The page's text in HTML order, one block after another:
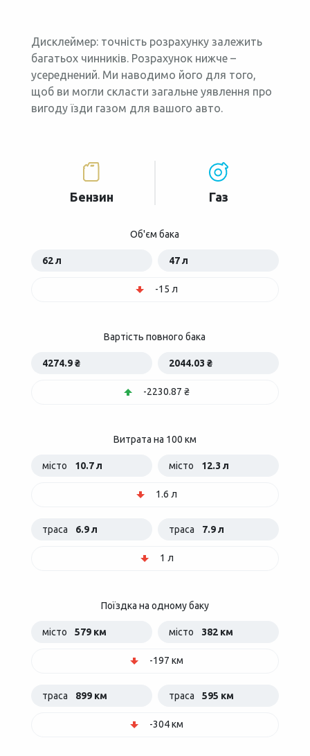
Дисклеймер: точність розрахунку залежить
багатьох чинників. Розрахунок нижче –
усереднений. Ми наводимо його для того,
щоб ви могли скласти загальне уявлення про
вигоду їзди газом для вашого авто.
Бензин Газ
Об'єм бака
62 л 47 л
-15 л
Вартість повного бака
4274.9 ₴ 2044.03 ₴
-2230.87 ₴
Витрата на 100 км
місто 10.7 л місто 12.3 л
1.6 л
траса 6.9 л траса 7.9 л
1 л
Поїздка на одному баку
місто 579 км місто 382 км
-197 км
траса 899 км траса 595 км
-304 км